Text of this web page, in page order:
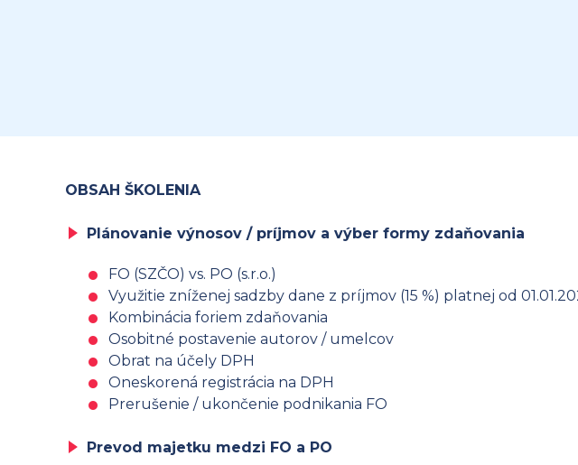
OBSAH ŠKOLENIA
Plánovanie výnosov / príjmov a výber formy zdaňovania
FO (SZČO) vs. PO (s.r.o.)
Využitie zníženej sadzby dane z príjmov (15 %) platnej od
Kombinácia foriem zdaňovania
Osobitné postavenie autorov / umelcov
Obrat na účely DPH
Oneskorená registrácia na DPH
Prerušenie / ukončenie podnikania FO
Prevod majetku medzi FO a PO